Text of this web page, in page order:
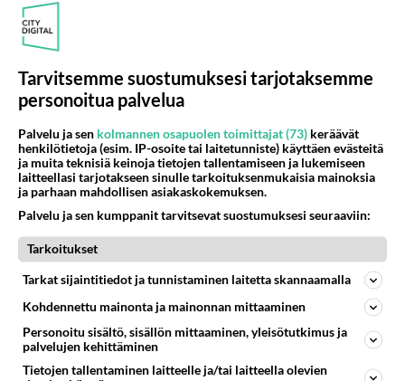
oikeastaan rakastuu mielikuvaan toisesta, ja
suhteella on vaara kariutua kun arki astuu
kuvaan, eli todellinen minä sen kuvitellun
ihannekuvan takana paljastuu. Ehkä sitten itse
olen siinä mielessä poikkeus, että en osaa
saavuttamisen työkaluina, vaan ihmisinä
itsessään :D Toisaalta olen muutenkin outo, jo
nuorena ajattelin, että yhtä hyvin voisin
oman. Toisaalta biologisessa lapsessa on oma
erityisyytensä... mutta adoptoitu lapsi tulisi
yhteisten kokemusten ja jaetun elämän myötä
varmasti aivan yhtä rakkaaksi. Eli tarkoititko, että
samaa sukupuolta olevien parisuhteet olisivat
lyhyempiä, koska yksi "vaihe" (lasten hankinta)
jäisi "väliin"? Mielenkiintoinen teoria. Itse
Tarvitsemme suostumuksesi tarjotaksemme
personoitua palvelua
Palvelu ja sen kolmannen osapuolen toimittajat (73) keräävät
henkilötietoja (esim. IP-osoite tai laitetunniste) käyttäen evästeitä
ja muita teknisiä keinoja tietojen tallentamiseen ja lukemiseen
laitteellasi tarjotakseen sinulle tarkoituksenmukaisia mainoksia
ja parhaan mahdollisen asiakaskokemuksen.
Palvelu ja sen kumppanit tarvitsevat suostumuksesi seuraaviin:
Tarkoitukset
Tarkat sijaintitiedot ja tunnistaminen laitetta skannaamalla
Kohdennettu mainonta ja mainonnan mittaaminen
Personoitu sisältö, sisällön mittaaminen, yleisötutkimus ja
palvelujen kehittäminen
Tietojen tallentaminen laitteelle ja/tai laitteella olevien